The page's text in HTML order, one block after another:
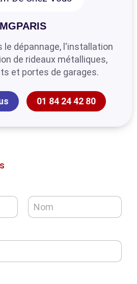
MGPARIS
le dépannage, l'installation
de rideaux métalliques,
et portes de garages.
01 84 24 42 80